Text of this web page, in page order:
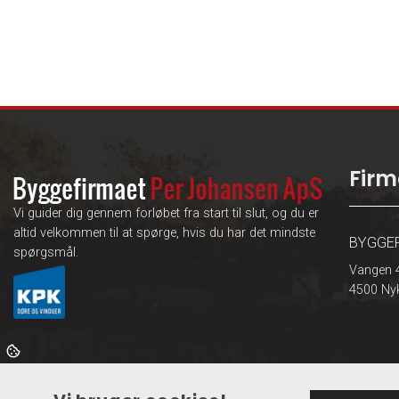
Vi guider dig gennem forløbet fra start til slut, og du er
altid velkommen til at spørge, hvis du har det mindste
spørgsmål.
Vangen
4500